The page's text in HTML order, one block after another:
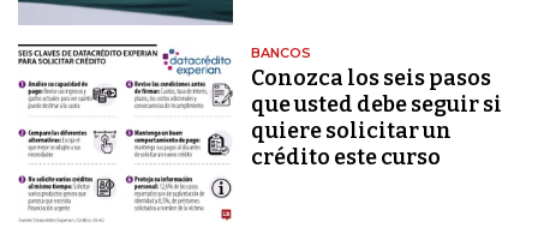
BANCOS
Conozca los seis pasos
que usted debe seguir si
quiere solicitar un
crédito este curso